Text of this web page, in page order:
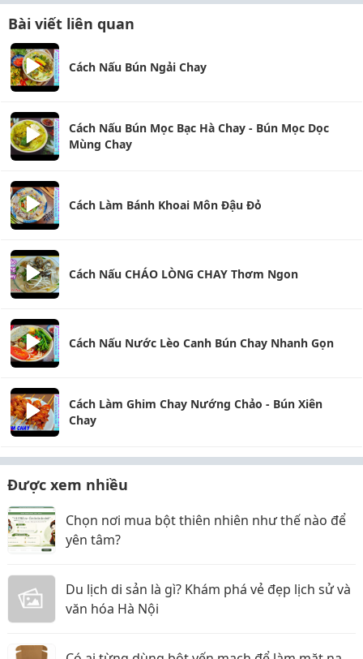
Bài viết liên quan
Cách Nấu Bún Ngải Chay
Cách Nấu Bún Mọc Bạc Hà Chay - Bún Mọc Dọc
Mùng Chay
Cách Làm Bánh Khoai Môn Đậu Đỏ
Cách Nấu CHÁO LÒNG CHAY Thơm Ngon
Cách Nấu Nước Lèo Canh Bún Chay Nhanh Gọn
Cách Làm Ghim Chay Nướng Chảo - Bún Xiên
Chay
Được xem nhiều
Chọn nơi mua bột thiên nhiên như thế nào để
yên tâm?
Du lịch di sản là gì? Khám phá vẻ đẹp lịch sử và
văn hóa Hà Nội